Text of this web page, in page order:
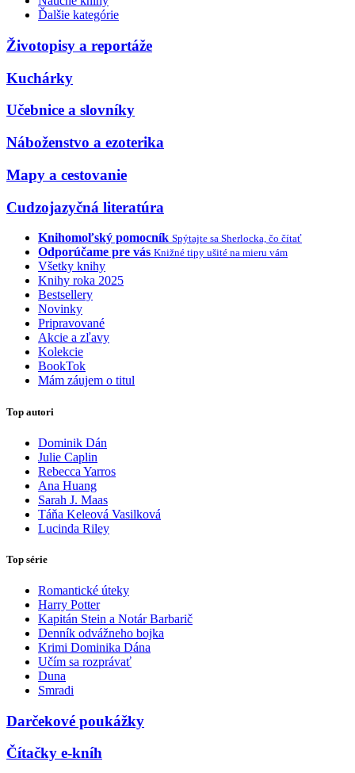
Ďalšie kategórie
Životopisy a reportáže
Kuchárky
Učebnice a slovníky
Náboženstvo a ezoterika
Mapy a cestovanie
Cudzojazyčná literatúra
Knihomoľský pomocník Spýtajte sa Sherlocka, čo čítať
Odporúčame pre vás Knižné tipy ušité na mieru vám
Všetky knihy
Knihy roka 2025
Bestsellery
Novinky
Pripravované
Akcie a zľavy
Kolekcie
BookTok
Mám záujem o titul
Top autori
Dominik Dán
Julie Caplin
Rebecca Yarros
Ana Huang
Sarah J. Maas
Táňa Keleová Vasilková
Lucinda Riley
Top série
Romantické úteky
Harry Potter
Kapitán Stein a Notár Barbarič
Denník odvážneho bojka
Krimi Dominika Dána
Učím sa rozprávať
Duna
Smradi
Darčekové poukážky
Čítačky e-kníh